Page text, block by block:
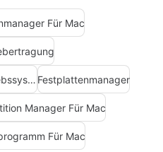
Für Mac
Dienstprogramme Für Mac-betriebssysteme Festplattenmanager
Manager Für Mac
Für Mac